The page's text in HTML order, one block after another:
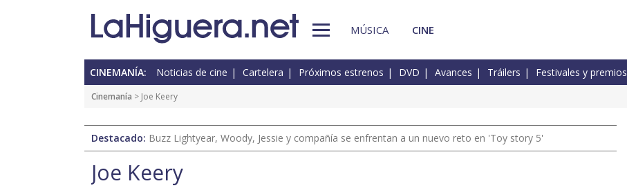
MÚSICA CINE
CINEMANÍA: Noticias de cine Cartelera Próximos estrenos DVD Avances Tráilers Festivales y premios
Cinemanía > Joe Keery
Destacado: Buzz Lightyear, Woody, Jessie y compañía se enfrentan a un nuevo reto en 'Toy story 5'
Joe Keery